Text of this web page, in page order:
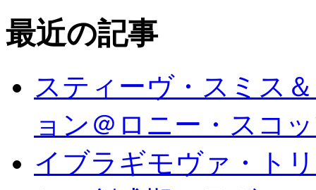
最近の記事
スティーヴ・スミス
ョン＠ロニー・スコ
イブラギモヴァ・ト